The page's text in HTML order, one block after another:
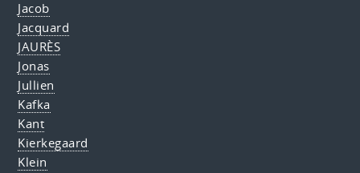
Jacob
Jacquard
JAURÈS
Jonas
Jullien
Kafka
Kant
Kierkegaard
Klein